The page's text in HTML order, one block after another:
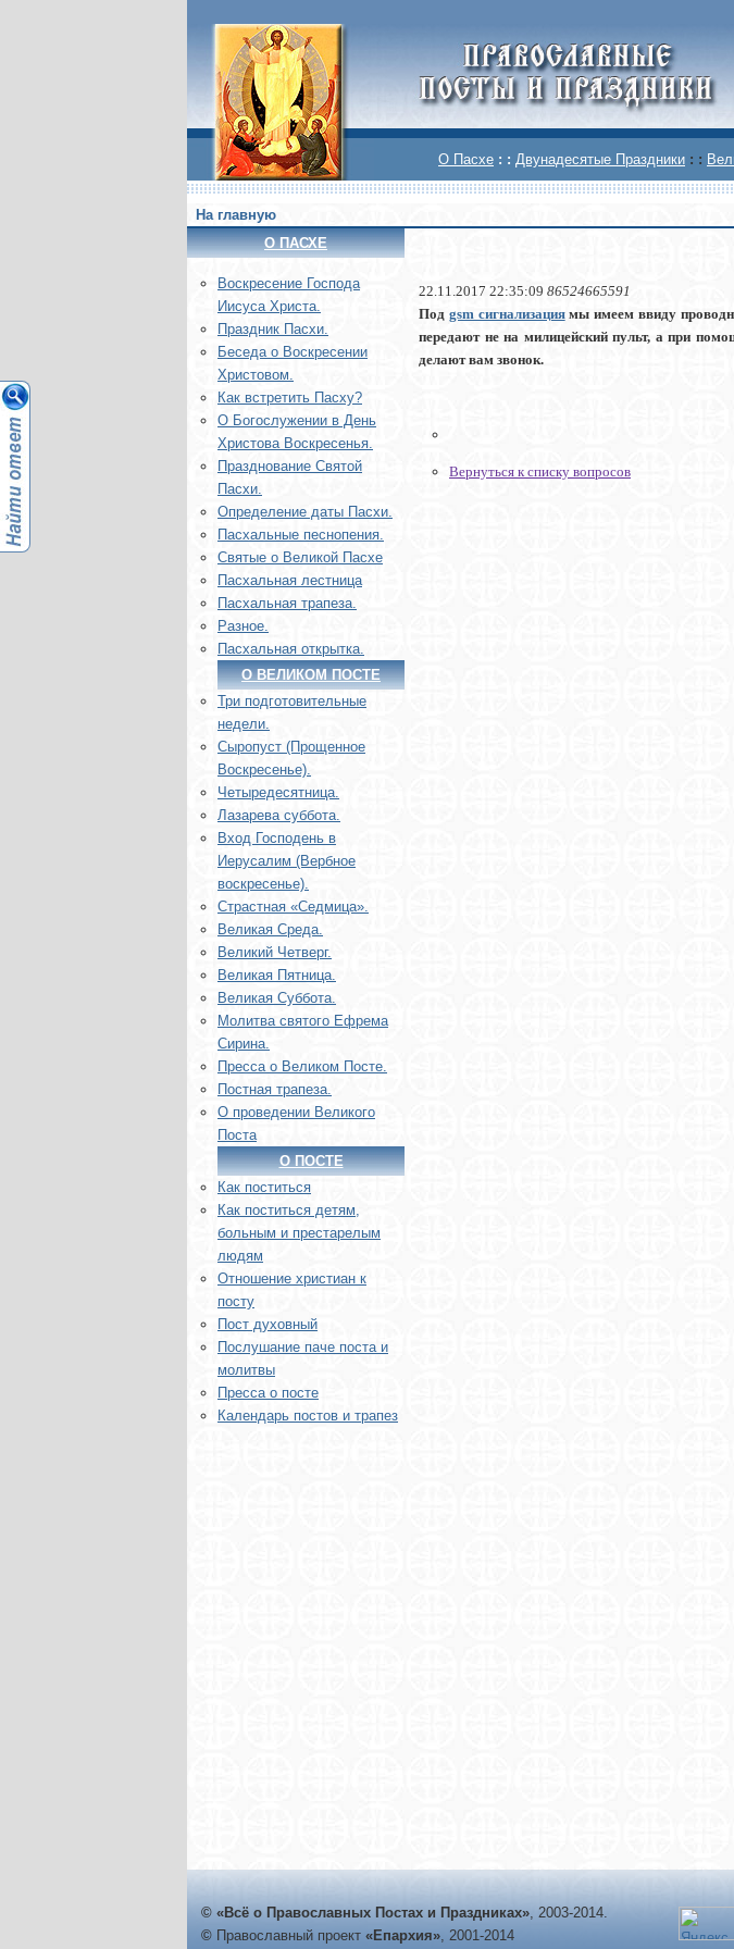
О Пасхе : : Двунадесятые Праздники : :
На главную
О ПАСХЕ
Воскреcение Господа
Иисуса Христа.
Праздник Пасхи.
Беседа о Воскресении
Христовом.
Как встретить Пасху?
О Богослужении в День
Христова Воскресенья.
Празднование Святой
Пасхи.
Определение даты Пасхи.
Пасхальные песнопения.
Святые о Великой Пасхе
Пасхальная лестница
Пасхальная трапеза.
Разное.
Пасхальная открытка.
О ВЕЛИКОМ ПОСТЕ
Три подготовительные
недели.
Сыропуст (Прощенное
Воскресенье).
Четыредесятница.
Лазарева суббота.
Вход Господень в
Иерусалим (Вербное
воскресенье).
Страстная «Седмица».
Великая Среда.
Великий Четверг.
Великая Пятница.
Великая Суббота.
Молитва святого Ефрема
Сирина.
Пресса о Великом Посте.
Постная трапеза.
О проведении Великого
Поста
О ПОСТЕ
Как поститься
Как поститься детям,
больным и престарелым
людям
Отношение христиан к
посту
Пост духовный
Послушание паче поста и
молитвы
Пресса о посте
Календарь постов и трапез
22.11.2017 22:35:09 86524665591
Под gsm сигнализациямы имеем ввиду
передают не на милицейский пульт, а при
делают вам звонок.
Вернуться к списку вопросов
© «Всё о Православных Постах и Праздниках», 2003-2014.
© Православный проект «Епархия», 2001-2014